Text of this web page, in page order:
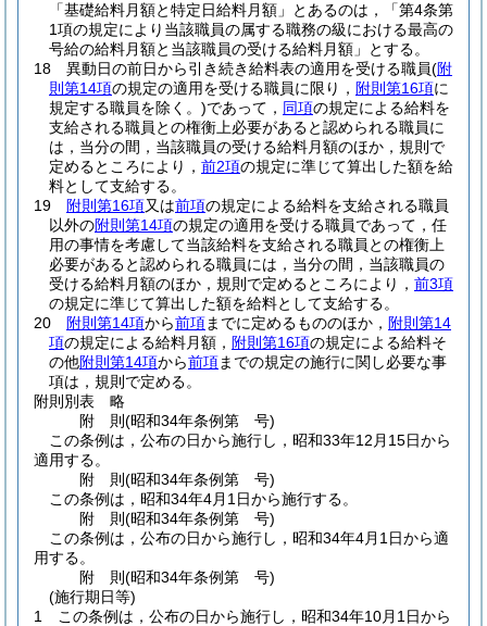
「基礎給料月額と特定日給料月額」とあるのは，「第4条第
1項の規定により当該職員の属する職務の級における最高の
号給の給料月額と当該職員の受ける給料月額」とする。
18
異動日の前日から引き続き給料表の適用を受ける職員(附
則第14項の規定の適用を受ける職員に限り， 附則第16項に
規定する職員を除く。)であって， 同項の規定による給料を
支給される職員との権衡上必要があると認められる職員に
は，当分の間，当該職員の受ける給料月額のほか，規則で
定めるところにより， 前2項の規定に準じて算出した額を給
料として支給する。
19
附則第16項又は前項の規定による給料を支給される職員
以外の附則第14項の規定の適用を受ける職員であって，任
用の事情を考慮して当該給料を支給される職員との権衡上
必要があると認められる職員には，当分の間，当該職員の
受ける給料月額のほか，規則で定めるところにより， 前3項
の規定に準じて算出した額を給料として支給する。
20
附則第14項から前項までに定めるもののほか， 附則第14
項の規定による給料月額， 附則第16項の規定による給料そ
の他附則第14項から前項までの規定の施行に関し必要な事
項は，規則で定める。
附則別表 略
附 則(昭和34年条例第 号)
この条例は，公布の日から施行し，昭和33年12月15日から
適用する。
附 則(昭和34年条例第 号)
この条例は，昭和34年4月1日から施行する。
附 則(昭和34年条例第 号)
この条例は，公布の日から施行し，昭和34年4月1日から適
用する。
附 則(昭和34年条例第 号)
(施行期日等)
1
この条例は，公布の日から施行し，昭和34年10月1日から